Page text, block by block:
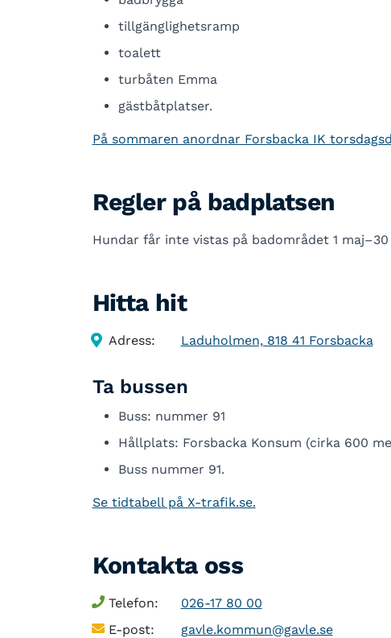
tillgänglighetsramp
toalett
turbåten Emma
gästbåtplatser.
På sommaren anordnar Forsbacka IK
Regler på badplatsen
Hundar får inte vistas på badområdet 1
Hitta hit
Adress: Laduholmen, 818 41 Forsbacka
Ta bussen
Buss: nummer 91
Hållplats: Forsbacka Konsum (cirka 600
Buss nummer 91.
Se tidtabell på X-trafik.se.
Kontakta oss
Telefon:
026-17 80 00
E-post:
gavle.kommun@gavle.se